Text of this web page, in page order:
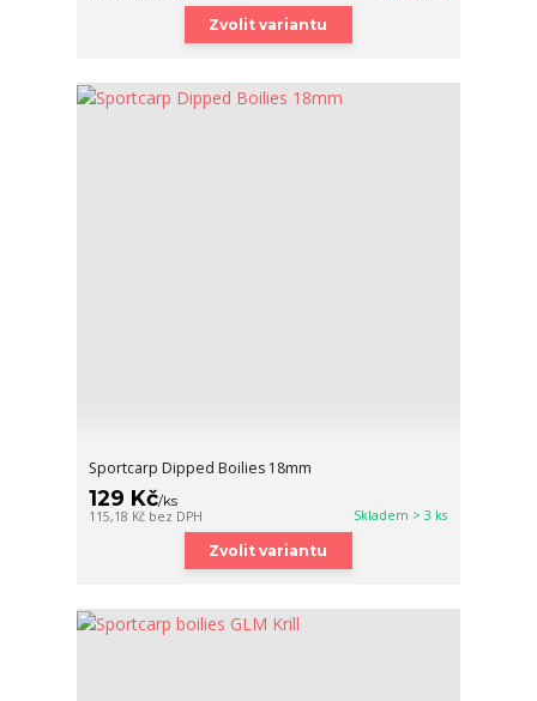
Zvolit variantu
Sportcarp Dipped Boilies 18mm
129 Kč/ks
115,18 Kč bez DPH Skladem > 3 ks
Zvolit variantu